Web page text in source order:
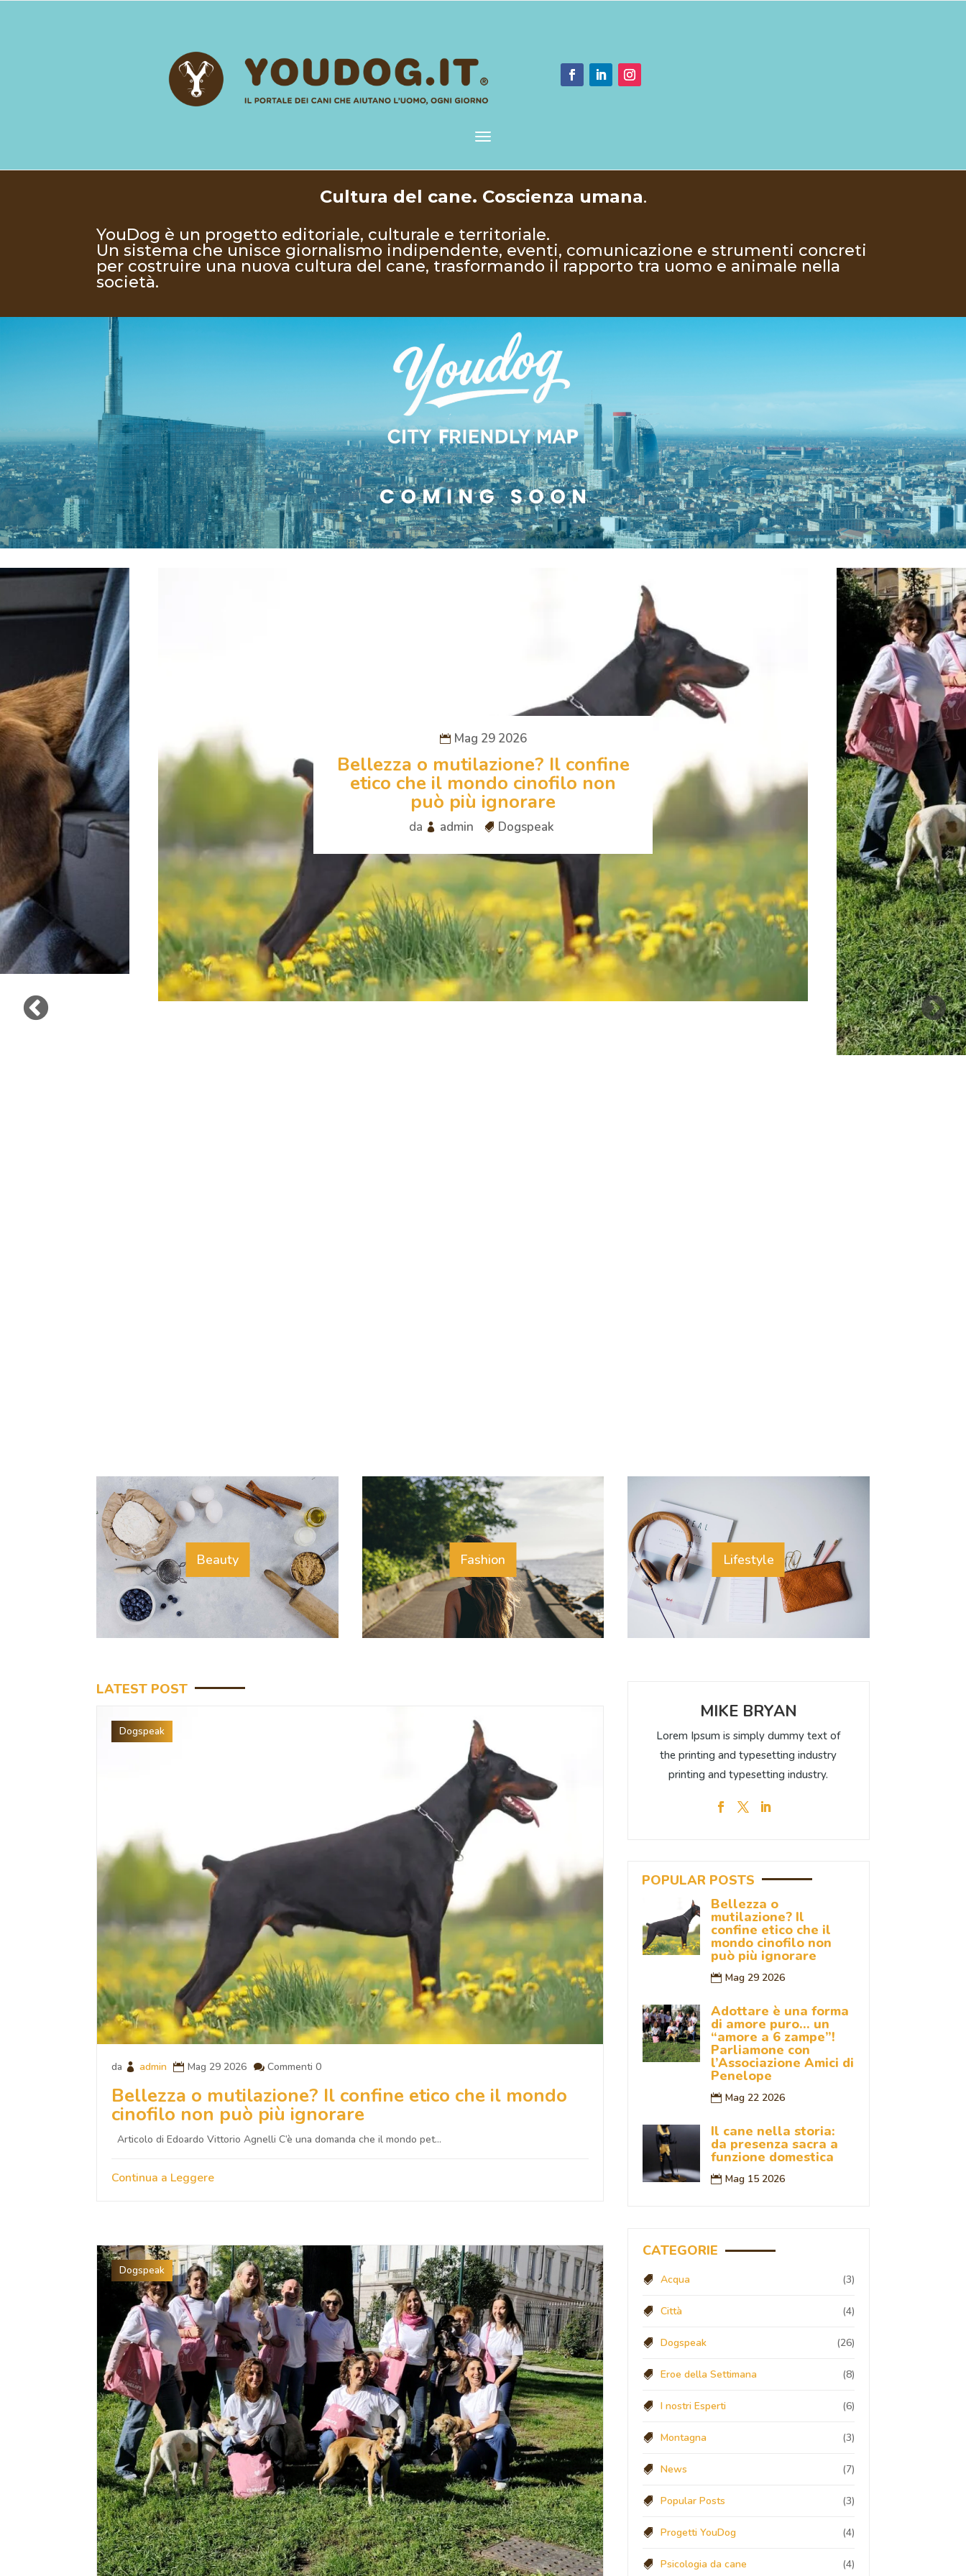
Cultura del cane. Coscienza umana.
YouDog è un progetto editoriale, culturale e territoriale.
Un sistema che unisce giornalismo indipendente, eventi, comunicazione e strumenti concreti
per costruire una nuova cultura del cane, trasformando il rapporto tra uomo e animale nella
società.
Bellezza o mutilazione? Il confine
etico che il mondo cinofilo non
può più ignorare
da admin
Mag 29 2026
Dogspeak
Beauty Fashion Lifestyle
LATEST POST
Bellezza o mutilazione? Il confine etico che il mondo
cinofilo non può più ignorare
da admin Mag 29 2026
Dogspeak
Commenti 0
Articolo di Edoardo Vittorio Agnelli C’è una domanda che il mondo pet...
Continua a Leggere
Dogspeak
MIKE BRYAN
Lorem Ipsum is simply dummy text of
the printing and typesetting industry
printing and typesetting industry.
POPULAR POSTS
Bellezza o
mutilazione? Il
confine etico che il
mondo cinofilo non
può più ignorare
Mag 29 2026
Adottare è una forma
di amore puro… un
“amore a 6 zampe”!
Parliamone con
l’Associazione Amici di
Penelope
Mag 22 2026
Il cane nella storia:
da presenza sacra a
funzione domestica
Mag 15 2026
CATEGORIE
Acqua (3)
Città (4)
Dogspeak (26)
Eroe della Settimana (8)
I nostri Esperti (6)
Montagna (3)
News (7)
Popular Posts (3)
Progetti YouDog (4)
Psicologia da cane (4)